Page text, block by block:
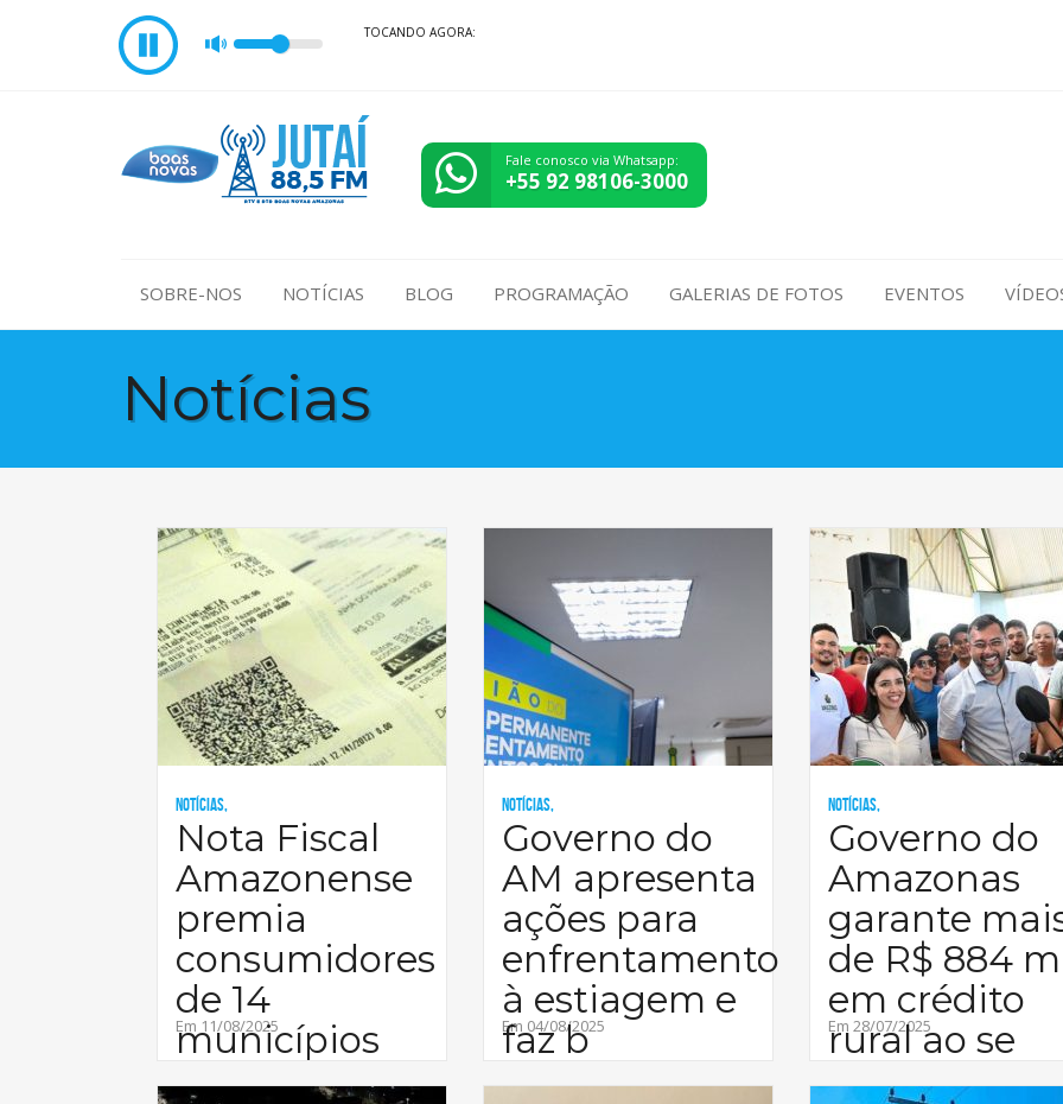
TOCANDO AGORA:
Fale conosco via Whatsapp:
+55 92 98106-3000
SOBRE-NOS NOTÍCIAS BLOG PROGRAMAÇÃO GALERIAS DE FOTOS EVENTOS
Notícias
Notícias,
Nota Fiscal
Amazonense
premia
consumidores
de 14
municípios
neste mê
Em 11/08/2025
Notícias,
Governo do
AM apresenta
ações para
enfrentamento
à estiagem e
faz b
Em 04/08/2025
Notícias,
Governo do
Amazonas
garante
de R$ 884
em crédito
rural ao se
Em 28/07/2025